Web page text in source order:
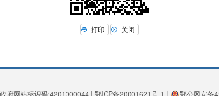
打印 关闭
政府网站标识码:4201000044 | 鄂ICP备20001621号-1 | 鄂公网安备